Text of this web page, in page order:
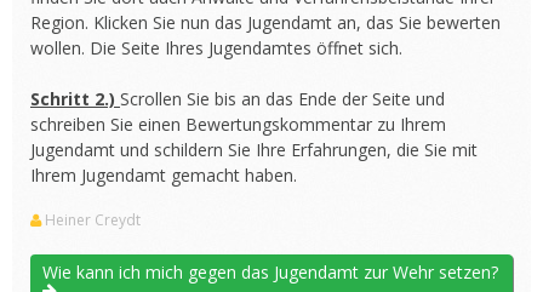
Region. Klicken Sie nun das Jugendamt an, das Sie bewerten
wollen. Die Seite Ihres Jugendamtes öffnet sich.
Schritt 2.) Scrollen Sie bis an das Ende der Seite und
schreiben Sie einen Bewertungskommentar zu Ihrem
Jugendamt und schildern Sie Ihre Erfahrungen, die Sie mit
Ihrem Jugendamt gemacht haben.
Heiner Creydt
Wie kann ich mich gegen das Jugendamt zur Wehr setzen?